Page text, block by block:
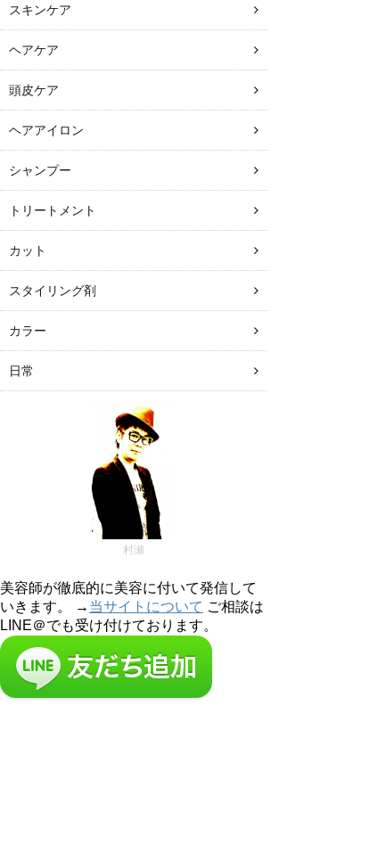
スキンケア
ヘアケア
頭皮ケア
ヘアアイロン
シャンプー
トリートメント
カット
スタイリング剤
カラー
日常
村瀬
美容師が徹底的に美容に付いて発信して
いきます。 → 当サイトについて ご相談は
LINE＠でも受け付けております。